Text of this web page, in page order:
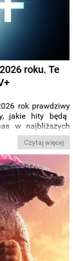
roku. Te
rok prawdziwy
jakie hity będą
w najbliższych
serwisuApple TV
Czytaj więcej